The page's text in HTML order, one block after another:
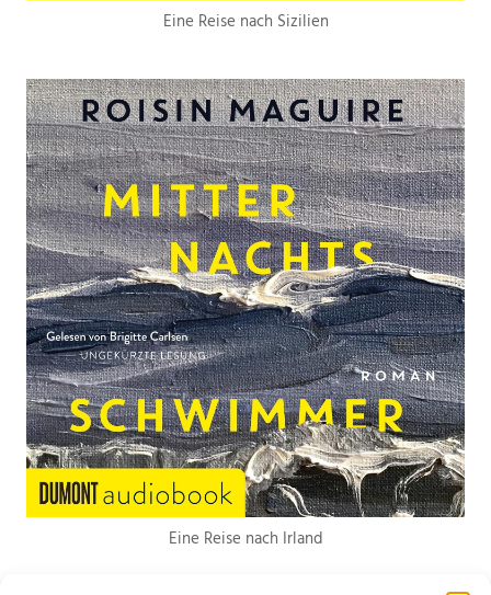
Eine Reise nach Sizilien
Eine Reise nach Irland